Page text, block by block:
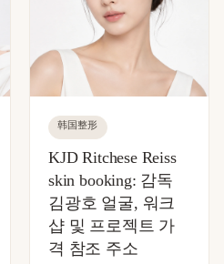
韩国整形
KJD Ritchese Reiss
skin booking: 감독
김광호 얼굴, 워크
샵 및 프로젝트 가
격 참조 주소